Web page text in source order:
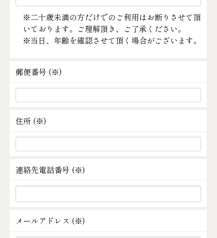
※二十歳未満の方だけでのご利用はお断りさせて頂
いております。ご理解頂き、ご了承ください。
※当日、年齢を確認させて頂く場合がございます。
郵便番号 (※)
住所 (※)
連絡先電話番号 (※)
メールアドレス (※)